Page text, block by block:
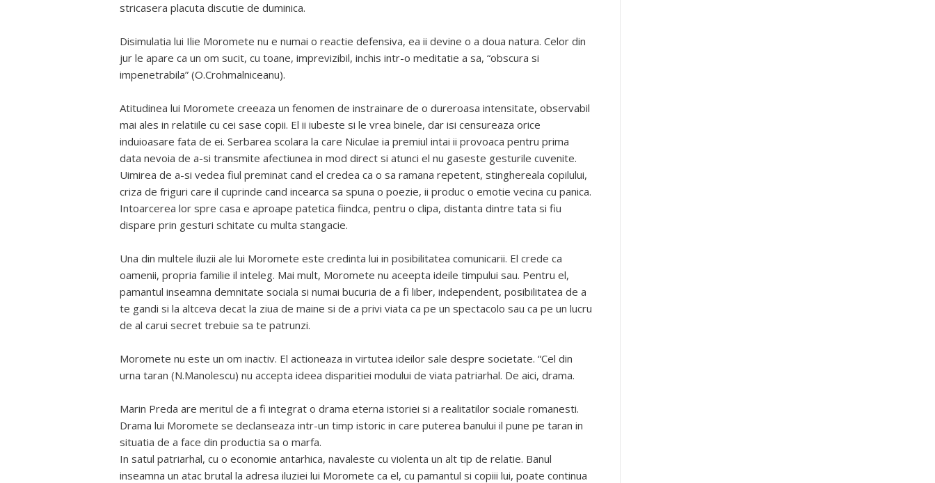
stricasera placuta discutie de duminica.
Disimulatia lui Ilie Moromete nu e numai o reactie defensiva, ea ii devine o a doua natura. Celor din
jur le apare ca un om sucit, cu toane, imprevizibil, inchis intr-o meditatie a sa, “obscura si
impenetrabila” (O.Crohmalniceanu).
Atitudinea lui Moromete creeaza un fenomen de instrainare de o dureroasa intensitate, observabil
mai ales in relatiile cu cei sase copii. El ii iubeste si le vrea binele, dar isi censureaza orice
induioasare fata de ei. Serbarea scolara la care Niculae ia premiul intai ii provoaca pentru prima
data nevoia de a-si transmite afectiunea in mod direct si atunci el nu gaseste gesturile cuvenite.
Uimirea de a-si vedea fiul preminat cand el credea ca o sa ramana repetent, stinghereala copilului,
criza de friguri care il cuprinde cand incearca sa spuna o poezie, ii produc o emotie vecina cu panica.
Intoarcerea lor spre casa e aproape patetica fiindca, pentru o clipa, distanta dintre tata si fiu
dispare prin gesturi schitate cu multa stangacie.
Una din multele iluzii ale lui Moromete este credinta lui in posibilitatea comunicarii. El crede ca
oamenii, propria familie il inteleg. Mai mult, Moromete nu aceepta ideile timpului sau. Pentru el,
pamantul inseamna demnitate sociala si numai bucuria de a fi liber, independent, posibilitatea de a
te gandi si la altceva decat la ziua de maine si de a privi viata ca pe un spectacolo sau ca pe un lucru
de al carui secret trebuie sa te patrunzi.
Moromete nu este un om inactiv. El actioneaza in virtutea ideilor sale despre societate. “Cel din
urna taran (N.Manolescu) nu accepta ideea disparitiei modului de viata patriarhal. De aici, drama.
Marin Preda are meritul de a fi integrat o drama eterna istoriei si a realitatilor sociale romanesti.
Drama lui Moromete se declanseaza intr-un timp istoric in care puterea banului il pune pe taran in
situatia de a face din productia sa o marfa.
In satul patriarhal, cu o economie antarhica, navaleste cu violenta un alt tip de relatie. Banul
inseamna un atac brutal la adresa iluziei lui Moromete ca el, cu pamantul si copiii lui, poate continua